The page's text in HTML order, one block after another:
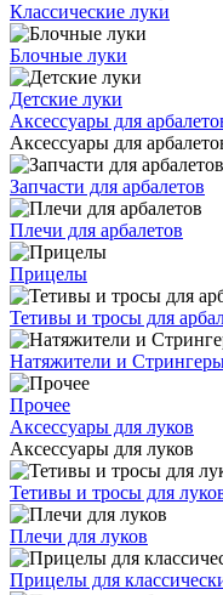
Классические луки
Блочные луки
Детские луки
Аксессуары для
Аксессуары для
Запчасти для арбалетов
Плечи для арбалетов
Прицелы
Тетивы и тросы для
Натяжители и
Прочее
Аксессуары для луков
Аксессуары для луков
Тетивы и тросы для
Плечи для луков
Прицелы для